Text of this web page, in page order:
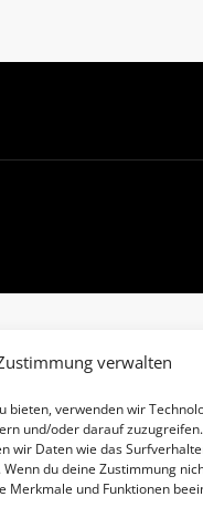
verwalten
bieten, verwenden wir
und/oder darauf
wir Daten wie das
du deine Zustimmung
Merkmale und Funktionen